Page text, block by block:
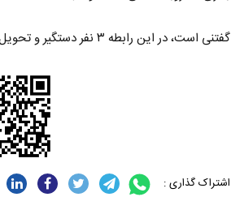
گفتنی است، در این رابطه ۳ نفر دستگیر و تحویل مراجع قضایی شدند.
اشتراک گذاری :